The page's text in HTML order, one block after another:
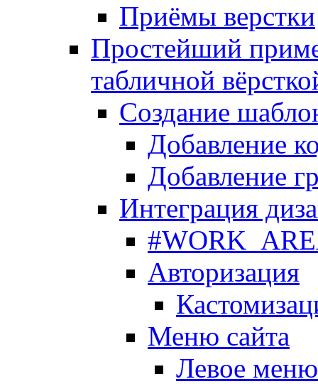
Приёмы верстки
Простейший
табличной
Создание
Добавление
Добавление
Интеграция
Авторизация
Меню сайта
Левое меню